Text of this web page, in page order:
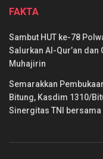
FAKTA
Sambut HUT ke-78
Salurkan Al-Qur’an
Muhajirin
Semarakkan
Bitung, Kasdim 1310/
Sinergitas TNI